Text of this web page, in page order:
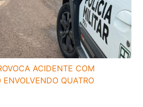
ACIDENTE COM
QUATRO